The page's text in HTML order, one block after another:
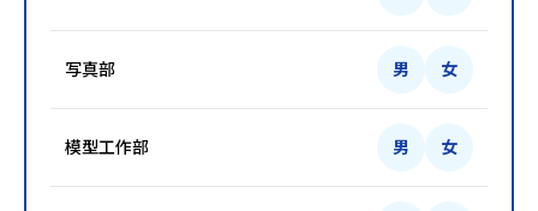
写真部 男 女
模型工作部 男 女